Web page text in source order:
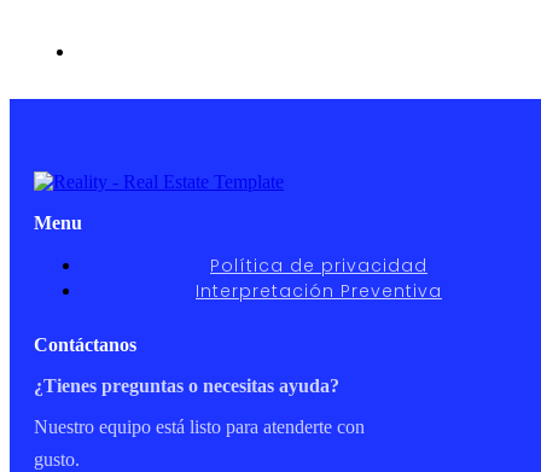
Menu
Política de privacidad
Interpretación Preventiva
Contáctanos
¿Tienes preguntas o necesitas ayuda?
Nuestro equipo está listo para atenderte con
gusto.